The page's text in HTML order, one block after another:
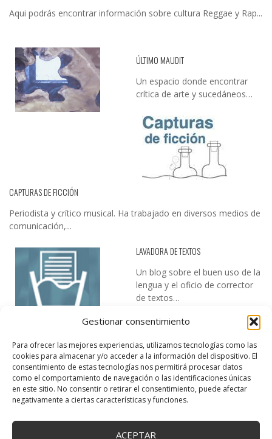
Gestionar consentimiento
Para ofrecer las mejores experiencias, utilizamos tecnologías como las
cookies para almacenar y/o acceder a la información del dispositivo. El
consentimiento de estas tecnologías nos permitirá procesar datos
como el comportamiento de navegación o las identificaciones únicas
en este sitio. No consentir o retirar el consentimiento, puede afectar
negativamente a ciertas características y funciones.
ACEPTAR
Aqui podrás encontrar información sobre cultura Reggae y Rap...
ÚLTIMO MAUDIT
Un espacio donde encontrar
crítica de arte y sucedáneos…
CAPTURAS DE FICCIÓN
Periodista y crítico musical. Ha trabajado en diversos medios de
comunicación,...
LAVADORA DE TEXTOS
Un blog sobre el buen uso de la
lengua y el oficio de corrector
de textos…
DESIREE MARTÍN